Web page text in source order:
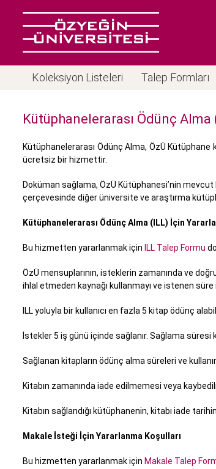
Koleksiyon Listeleri Talep Formları
Kütüphanelerarası Ödünç
Kütüphanelerarası Ödünç Alma, ÖzÜ
ücretsiz bir hizmettir.
Doküman sağlama, ÖzÜ Kütüphanesi’nin
çerçevesinde diğer üniversite ve araştırma
Kütüphanelerarası Ödünç Alma (ILL) İçin
Bu hizmetten yararlanmak için ILL Talep Formu
ÖzÜ mensuplarının, isteklerin zamanında ve
ihlal etmeden kaynağı kullanmayı ve istenen
ILL yoluyla bir kullanıcı en fazla 5 kitap ödünç
İstekler 5 iş günü içinde sağlanır. Sağlama
Sağlanan kitapların ödünç alma süreleri ve
Kitabın zamanında iade edilmemesi veya
Kitabın sağlandığı kütüphanenin, kitabı iade
Makale İsteği İçin Yararlanma Koşulları
Bu hizmetten yararlanmak için Makale Talep